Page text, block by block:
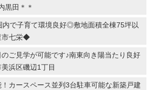
黒田＊＊
内で子育て環境良好◎敷地面積全棟75坪以
市七栄◆
ご見学が可能です♪南東向き陽当たり良好
浜区磯辺1丁目
カースペース並列3台駐車可能な新築戸建